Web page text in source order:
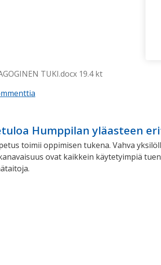
TUKI.docx 19.4 kt
Humppilan yläasteen
toimii oppimisen tukena. Vahva
ovat kaikkein käytetyimpiä